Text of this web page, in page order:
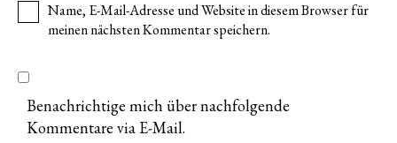
Name, E-Mail-Adresse und Website in diesem Browser für
meinen nächsten Kommentar speichern.
Benachrichtige mich über nachfolgende
Kommentare via E-Mail.